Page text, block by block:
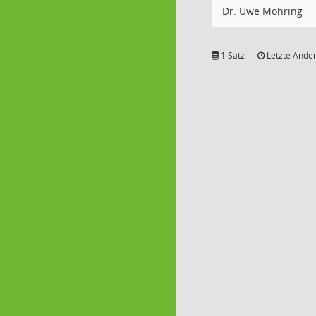
Dr. Uwe Möhring
1 Satz Letzte